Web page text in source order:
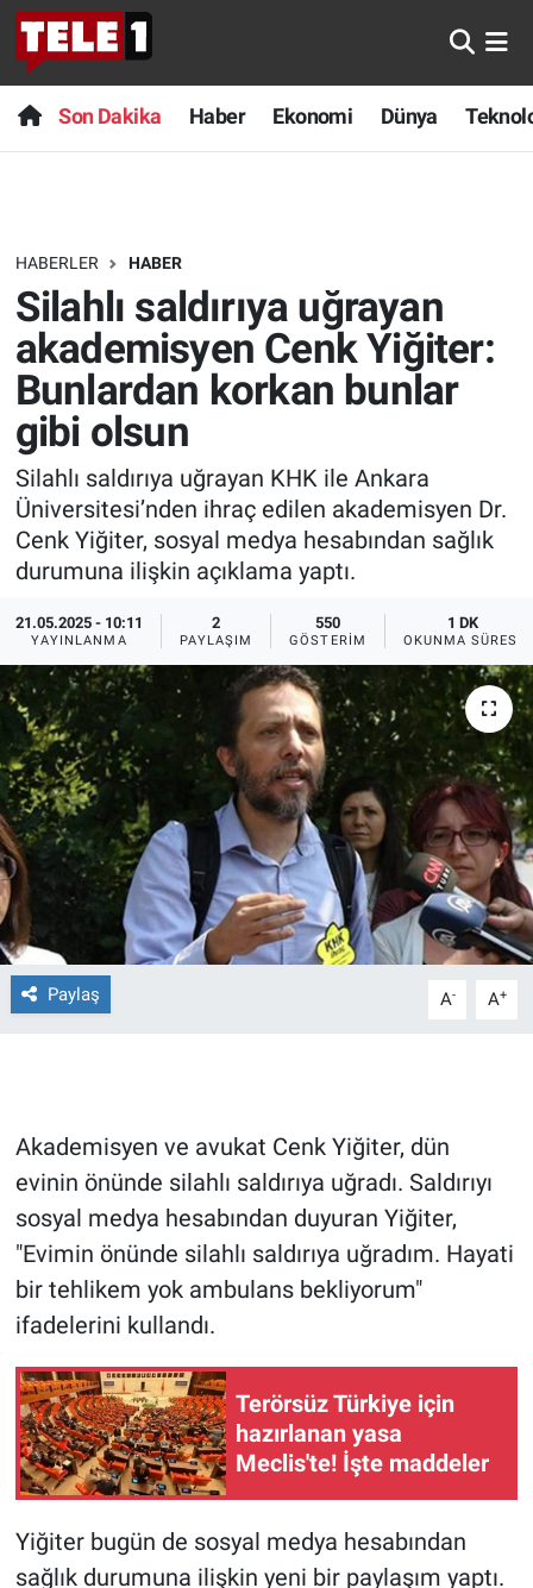
Son Dakika Haber Ekonomi Dünya
HABERLER HABER
Silahlı saldırıya uğrayan
akademisyen Cenk Yiğiter:
Bunlardan korkan bunlar
gibi olsun
Silahlı saldırıya uğrayan KHK ile Ankara
Üniversitesi’nden ihraç edilen akademisyen Dr.
Cenk Yiğiter, sosyal medya hesabından sağlık
durumuna ilişkin açıklama yaptı.
21.05.2025 - 10:11
YAYINLANMA
2
PAYLAŞIM
550
GÖSTERIM
1 DK
OKUNMA SÜRESI
Paylaş A- A+
Akademisyen ve avukat Cenk Yiğiter, dün
evinin önünde silahlı saldırıya uğradı. Saldırıyı
sosyal medya hesabından duyuran Yiğiter,
"Evimin önünde silahlı saldırıya uğradım. Hayati
bir tehlikem yok ambulans bekliyorum"
ifadelerini kullandı.
Terörsüz Türkiye için
hazırlanan yasa
Meclis'te! İşte maddeler
Yiğiter bugün de sosyal medya hesabından
sağlık durumuna ilişkin yeni bir paylaşım yaptı.
Anında Manşet
Başka Sohbetler
Bilim turu
Bilim ve Teknoloji Evreni
Doğa Konuşuyor
Dünya
Ege Saati
Ege'den Esintiler
Eğitim
Eğlence
Ekonomi
Forum
Gerçeğin İzinde
Gün Başlıyor
Gün Bitiyor
Günün görüntüsü
Haber
İlan
Kimdir
Koronavirüs
Kültür Sanat
Ne demişti
Son Dakika
Haber
Dünya
Teknoloji
Sağlık
Spor
Yayın Akışı
İletişim
Nöbetçi Eczaneler
Hava Durumu
Trafik Durumu
Süper Lig Puan Durumu ve Fikstür
Tüm Manşetler
Son Dakika Haberleri
Haber Arşivi